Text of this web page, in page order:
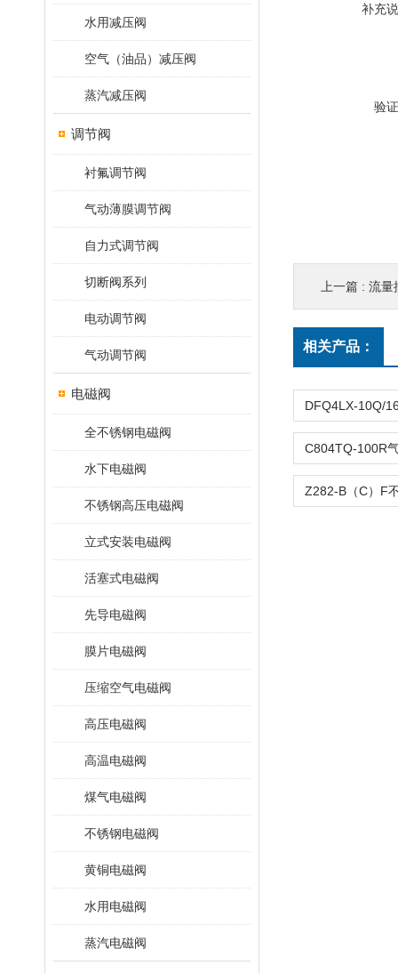
水用减压阀
空气（油品）减压阀
蒸汽减压阀
调节阀
衬氟调节阀
气动薄膜调节阀
自力式调节阀
切断阀系列
电动调节阀
气动调节阀
电磁阀
全不锈钢电磁阀
水下电磁阀
不锈钢高压电磁阀
立式安装电磁阀
活塞式电磁阀
先导电磁阀
膜片电磁阀
压缩空气电磁阀
高压电磁阀
高温电磁阀
煤气电磁阀
不锈钢电磁阀
黄铜电磁阀
水用电磁阀
蒸汽电磁阀
补充
验
上一篇 : 流量
相关产品：